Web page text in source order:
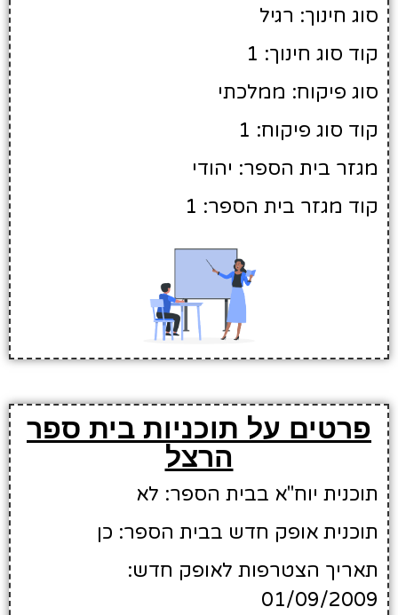
סוג חינוך: רגיל
קוד סוג חינוך: 1
סוג פיקוח: ממלכתי
קוד סוג פיקוח: 1
מגזר בית הספר: יהודי
קוד מגזר בית הספר: 1
פרטים על תוכניות בית ספר
הרצל
תוכנית יוח"א בבית הספר: לא
תוכנית אופק חדש בבית הספר: כן
תאריך הצטרפות לאופק חדש:
01/09/2009